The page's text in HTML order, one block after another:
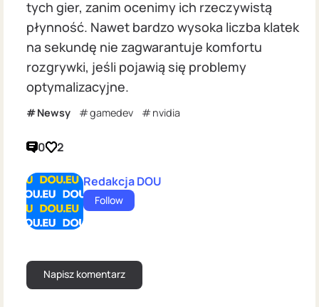
tych gier, zanim ocenimy ich rzeczywistą
płynność. Nawet bardzo wysoka liczba klatek
na sekundę nie zagwarantuje komfortu
rozgrywki, jeśli pojawią się problemy
optymalizacyjne.
Newsy gamedev nvidia
0 2
Redakcja DOU
Follow